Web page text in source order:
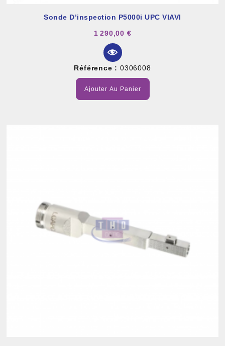
Sonde D’inspection P5000i UPC VIAVI
1 290,00 €
Référence : 0306008
Ajouter Au Panier